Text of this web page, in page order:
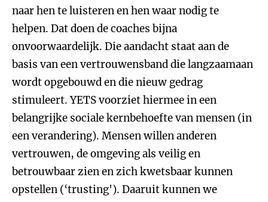
naar hen te luisteren en hen waar nodig te
helpen. Dat doen de coaches bijna
onvoorwaardelijk. Die aandacht staat aan de
basis van een vertrouwensband die langzaamaan
wordt opgebouwd en die nieuw gedrag
stimuleert. YETS voorziet hiermee in een
belangrijke sociale kernbehoefte van mensen (in
een verandering). Mensen willen anderen
vertrouwen, de omgeving als veilig en
betrouwbaar zien en zich kwetsbaar kunnen
opstellen (‘trusting'). Daaruit kunnen we